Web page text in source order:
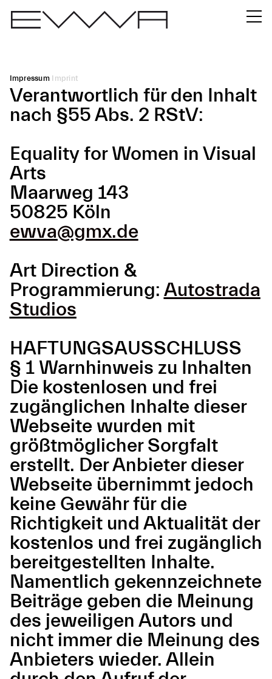
Impressum Imprint
Verantwortlich für den Inhalt
nach §55 Abs. 2 RStV:
Equality for Women in Visual
Arts
Maarweg 143
50825 Köln
ewva@gmx.de
Art Direction &
Programmierung: Autostrada
Studios
HAFTUNGSAUSSCHLUSS
§ 1 Warnhinweis zu Inhalten
Die kostenlosen und frei
zugänglichen Inhalte dieser
Webseite wurden mit
größtmöglicher Sorgfalt
erstellt. Der Anbieter dieser
Webseite übernimmt jedoch
keine Gewähr für die
Richtigkeit und Aktualität der
kostenlos und frei zugänglich
bereitgestellten Inhalte.
Namentlich gekennzeichnete
Beiträge geben die Meinung
des jeweiligen Autors und
nicht immer die Meinung des
Anbieters wieder. Allein